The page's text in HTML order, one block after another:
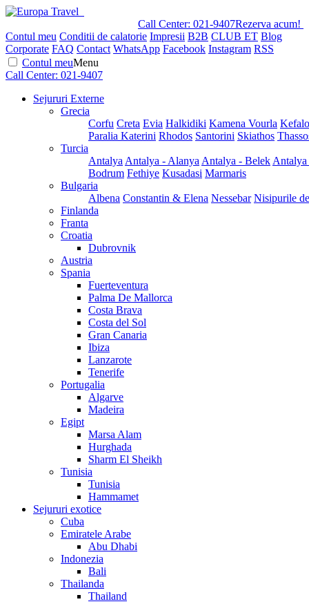
Call Center: 021-9407Rezerva acum!
Contul meu Conditii de calatorie Impresii B2B CLUB ET Blog
Corporate FAQ Contact WhatsApp Facebook Instagram RSS
Contul meuMenu
Call Center: 021-9407
Sejururi Externe
Grecia
Corfu Creta Evia Halkidiki Kamena Vourla
Paralia Katerini Rhodos Santorini Skiathos
Turcia
Antalya Antalya - Alanya Antalya - Belek
Bodrum Fethiye Kusadasi Marmaris
Bulgaria
Albena Constantin & Elena Nessebar Nisipurile
Finlanda
Franta
Croatia
Dubrovnik
Austria
Spania
Fuerteventura
Palma De Mallorca
Costa Brava
Costa del Sol
Gran Canaria
Ibiza
Lanzarote
Tenerife
Portugalia
Algarve
Madeira
Egipt
Marsa Alam
Hurghada
Sharm El Sheikh
Tunisia
Tunisia
Hammamet
Sejururi exotice
Cuba
Emiratele Arabe
Abu Dhabi
Indonezia
Bali
Thailanda
Thailand